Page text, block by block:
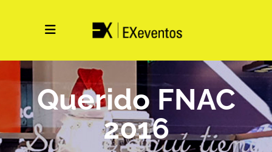
Querido FNAC
2016